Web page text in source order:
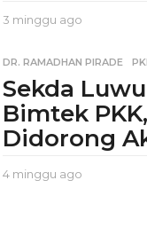
3 minggu ago
n
u
a
DR. RAMADHAN PIRADE ,
Sekda
Bimtek
Didorong
4 minggu ago